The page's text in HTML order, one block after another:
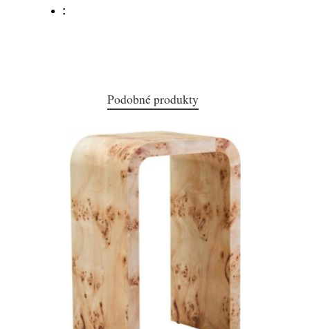
:
Podobné produkty